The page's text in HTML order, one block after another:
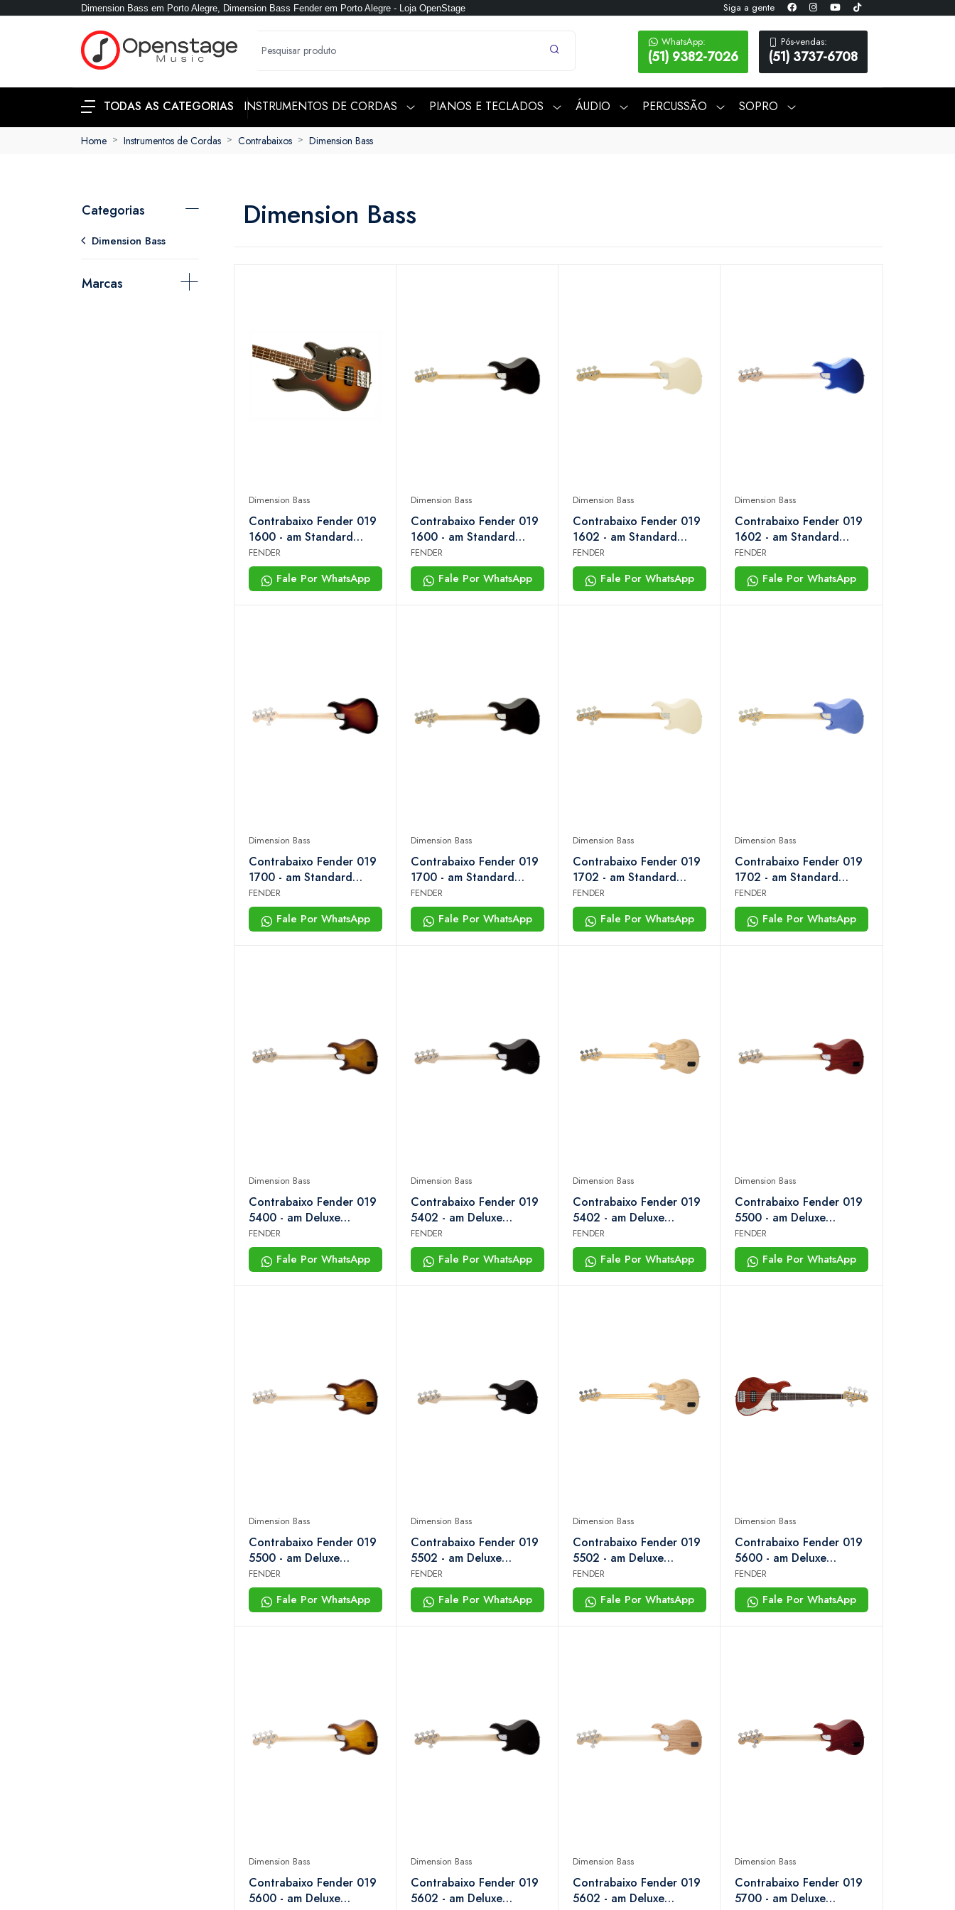
Dimension Bass em Porto Alegre, Dimension Bass Fender em Porto Alegre - Loja OpenStage Siga a gente
WhatsApp:
(51) 9382-7026
Pós-vendas:
(51) 3737-6708
TODAS AS CATEGORIAS INSTRUMENTOS DE CORDAS PIANOS E TECLADOS ÁUDIO PERCUSSÃO SOPRO
Home Instrumentos de Cordas Contrabaixos Dimension Bass
Categorias
Dimension Bass
Marcas
Dimension Bass
Dimension Bass
Contrabaixo Fender 019
1600 - am Standard
Dimension Bass iv hh rw -
700 - 3-color Sunburst
FENDER
Fale Por WhatsApp
Dimension Bass
Contrabaixo Fender 019
1600 - am Standard
Dimension Bass iv hh rw -
706 - Black
FENDER
Fale Por WhatsApp
Dimension Bass
Contrabaixo Fender 019
1602 - am Standard
Dimension Bass iv hh mn -
705 - Olympic White
FENDER
Fale Por WhatsApp
Dimension Bass
Contrabaixo Fender 019
1602 - am Standard
Dimension Bass iv hh mn -
773 - Ocean Blue
Metallic
FENDER
Fale Por WhatsApp
Dimension Bass
Contrabaixo Fender 019
1700 - am Standard
Dimension Bass v hh rw -
700 - 3-color Sunburst
FENDER
Fale Por WhatsApp
Dimension Bass
Contrabaixo Fender 019
1700 - am Standard
Dimension Bass v hh rw -
706 - Black
FENDER
Fale Por WhatsApp
Dimension Bass
Contrabaixo Fender 019
1702 - am Standard
Dimension Bass v hh mn -
705 - Olympic White
FENDER
Fale Por WhatsApp
Dimension Bass
Contrabaixo Fender 019
1702 - am Standard
Dimension Bass v hh mn -
773 - Ocean Blue
Metallic
FENDER
Fale Por WhatsApp
Dimension Bass
Contrabaixo Fender 019
5400 - am Deluxe
Dimension Bass iv rw -
733 - Violin Burst
FENDER
Fale Por WhatsApp
Dimension Bass
Contrabaixo Fender 019
5402 - am Deluxe
Dimension Bass iv mn -
706 - Black
FENDER
Fale Por WhatsApp
Dimension Bass
Contrabaixo Fender 019
5402 - am Deluxe
Dimension Bass iv mn -
721 - Natural
FENDER
Fale Por WhatsApp
Dimension Bass
Contrabaixo Fender 019
5500 - am Deluxe
Dimension Bass iv hh rw -
728 - Cayenne Burst
FENDER
Fale Por WhatsApp
Dimension Bass
Contrabaixo Fender 019
5500 - am Deluxe
Dimension Bass iv hh rw -
733 - Violin Burst
FENDER
Fale Por WhatsApp
Dimension Bass
Contrabaixo Fender 019
5502 - am Deluxe
Dimension Bass iv hh mn -
706 - Black
FENDER
Fale Por WhatsApp
Dimension Bass
Contrabaixo Fender 019
5502 - am Deluxe
Dimension Bass iv hh mn -
721 - Natural
FENDER
Fale Por WhatsApp
Dimension Bass
Contrabaixo Fender 019
5600 - am Deluxe
Dimension Bass v rw -
728 - Cayenne Burst
FENDER
Fale Por WhatsApp
Dimension Bass
Contrabaixo Fender 019
5600 - am Deluxe
Dimension Bass
Contrabaixo Fender 019
5602 - am Deluxe
Dimension Bass
Contrabaixo Fender 019
5602 - am Deluxe
Dimension Bass
Contrabaixo Fender 019
5700 - am Deluxe